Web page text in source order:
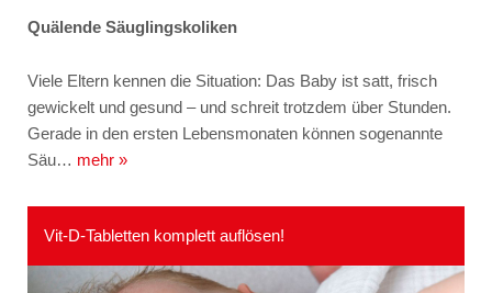
Quälende Säuglingskoliken
Viele Eltern kennen die Situation: Das Baby ist satt, frisch
gewickelt und gesund – und schreit trotzdem über Stunden.
Gerade in den ersten Lebensmonaten können sogenannte
Säu… mehr »
Vit-D-Tabletten komplett auflösen!